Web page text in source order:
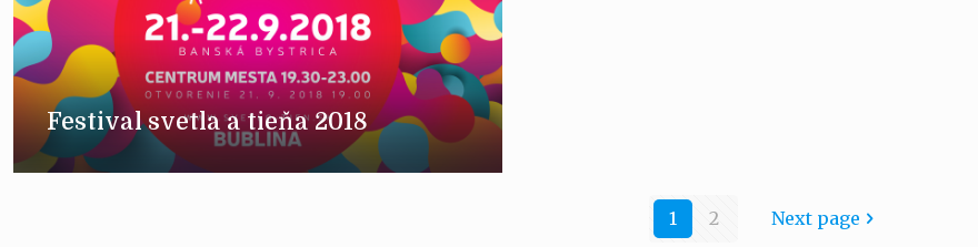
Festival svetla a tieňa 2018
1 2 Next page